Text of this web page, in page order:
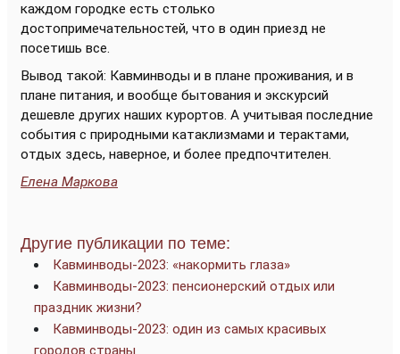
каждом городке есть столько
достопримечательностей, что в один приезд не
посетишь все.
Вывод такой: Кавминводы и в плане проживания, и в
плане питания, и вообще бытования и экскурсий
дешевле других наших курортов. А учитывая последние
события с природными катаклизмами и терактами,
отдых здесь, наверное, и более предпочтителен.
Елена Маркова
Другие публикации по теме:
Кавминводы-2023: «накормить глаза»
Кавминводы-2023: пенсионерский отдых или
праздник жизни?
Кавминводы-2023: один из самых красивых
городов страны